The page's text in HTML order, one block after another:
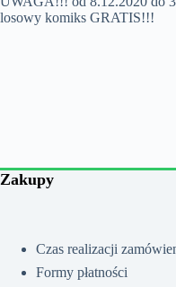
losowy komiks GRATIS!!!
Zakupy
Czas realizacji
Formy płatności